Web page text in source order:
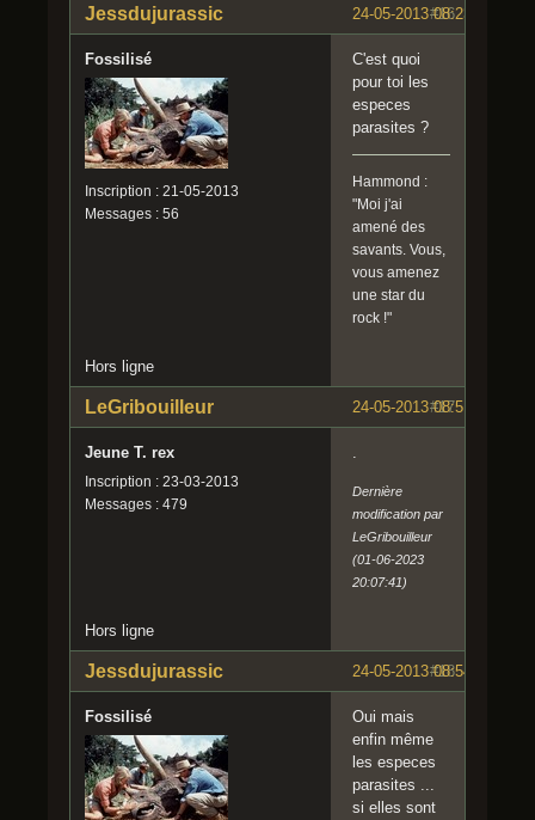
#16
24-05-2013 08:23:49
Jessdujurassic
Fossilisé
Inscription : 21-05-2013
Messages : 56
C'est quoi
pour toi les
especes
parasites ?
Hammond :
"Moi j'ai
amené des
savants. Vous,
vous amenez
une star du
rock !"
Hors ligne
#17
24-05-2013 08:51:37
LeGribouilleur
Jeune T. rex
Inscription : 23-03-2013
Messages : 479
.
Dernière
modification par
LeGribouilleur
(01-06-2023
20:07:41)
Hors ligne
#18
24-05-2013 08:54:07
Jessdujurassic
Fossilisé
Oui mais
enfin même
les especes
parasites ...
si elles sont